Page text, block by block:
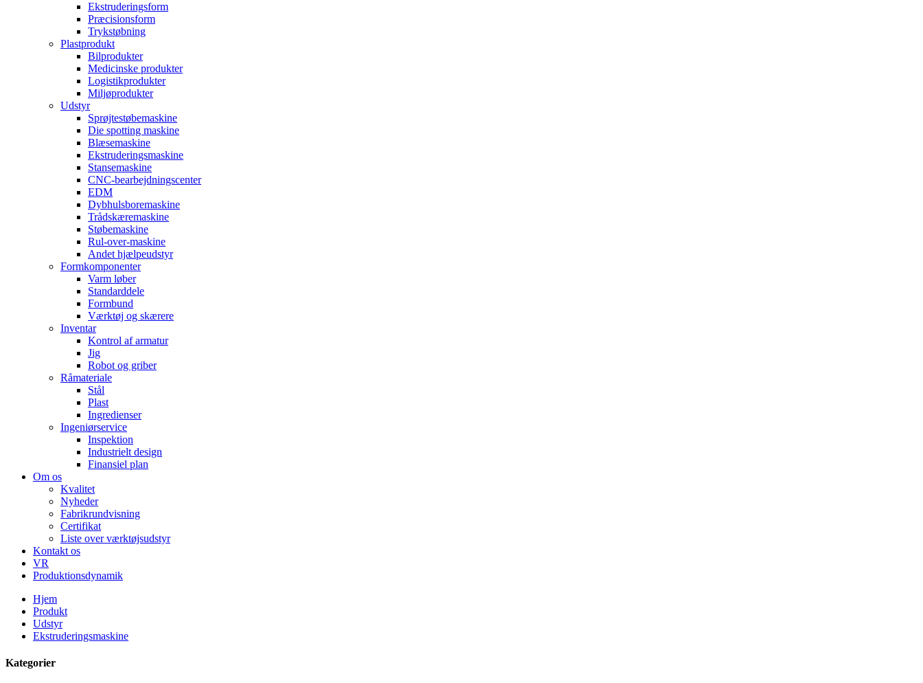
Ekstruderingsform
Præcisionsform
Trykstøbning
Plastprodukt
Bilprodukter
Medicinske produkter
Logistikprodukter
Miljøprodukter
Udstyr
Sprøjtestøbemaskine
Die spotting maskine
Blæsemaskine
Ekstruderingsmaskine
Stansemaskine
CNC-bearbejdningscenter
EDM
Dybhulsboremaskine
Trådskæremaskine
Støbemaskine
Rul-over-maskine
Andet hjælpeudstyr
Formkomponenter
Varm løber
Standarddele
Formbund
Værktøj og skærere
Inventar
Kontrol af armatur
Jig
Robot og griber
Råmateriale
Stål
Plast
Ingredienser
Ingeniørservice
Inspektion
Industrielt design
Finansiel plan
Om os
Kvalitet
Nyheder
Fabrikrundvisning
Certifikat
Liste over værktøjsudstyr
Kontakt os
VR
Produktionsdynamik
Hjem
Produkt
Udstyr
Ekstruderingsmaskine
Kategorier